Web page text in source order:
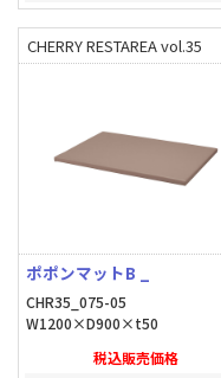
CHERRY RESTAREA vol.35
ポポンマットB _
CHR35_075-05
W1200×D900×t50
税込販売価格